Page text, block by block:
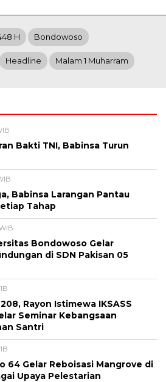
H Bondowoso
Headline Malam 1 Muharram
Bakti TNI, Babinsa Turun
Babinsa Larangan Pantau
Tahap
Bondowoso Gelar
di SDN Pakisan 05
Rayon Istimewa IKSASS
Seminar Kebangsaan
Santri
64 Gelar Reboisasi Mangrove di
Upaya Pelestarian